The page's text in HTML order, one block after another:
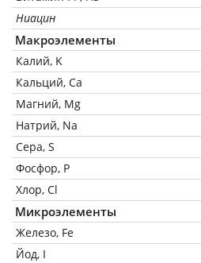
Ниацин
Макроэлементы
Калий, K
Кальций, Ca
Магний, Mg
Натрий, Na
Сера, S
Фосфор, P
Хлор, Cl
Микроэлементы
Железо, Fe
Йод, I